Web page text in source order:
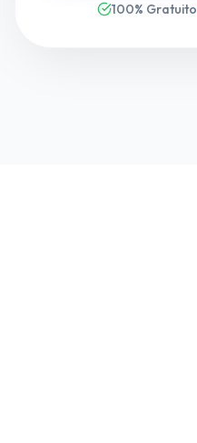
100% Gratuito